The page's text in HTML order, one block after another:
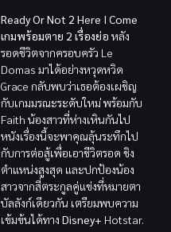
Ready Or Not 2 Here I Come
เกมพร้อมตาย 2 เรื่องย่อ หลัง
รอดชีวิตจากครอบครัว Le
Domas มาได้อย่างหวุดหวิด
Grace กลับพบว่าเธอต้องเผชิญ
กับเกมมรณะระดับใหม่ พร้อมกับ
Faith น้องสาวที่ห่างเหินกันไป
หนังเรื่องนี้จะพาคุณลุ้นระทึกไป
กับการต่อสู้เพื่อเอาชีวิตรอด ชิง
ตำแหน่งสูงสุด และปกป้องน้อง
สาวจากสี่ตระกูลคู่แข่งที่หมายตา
บัลลังก์เดียวกัน เตรียมพบความ
เข้มข้นได้ทาง Disney+ Hotstar.